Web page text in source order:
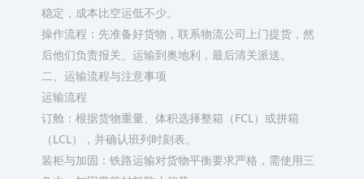
稳定，成本比空运低不少。
‌操作流程‌：先准备好货物，联系物流公司上门提货，然
后他们负责报关、运输到奥地利，最后清关派送。
二、运输流程与注意事项
运输流程
订舱：根据货物重量、体积选择整箱（FCL）或拼箱
（LCL），并确认班列时刻表。
装柜与加固：铁路运输对货物平衡要求严格，需使用三